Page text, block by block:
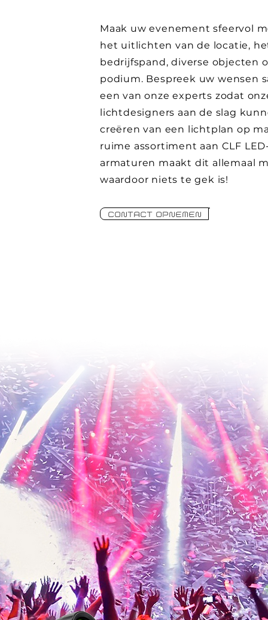
Maak uw evenement sfeervol
het uitlichten van de locatie,
bedrijfspand, diverse objecten
podium. Bespreek uw wensen
een van onze experts zodat
lichtdesigners aan de slag
creëren van een lichtplan op
ruime assortiment aan CLF
armaturen maakt dit allemaal
waardoor niets te gek is!
CONTACT OPNEMEN